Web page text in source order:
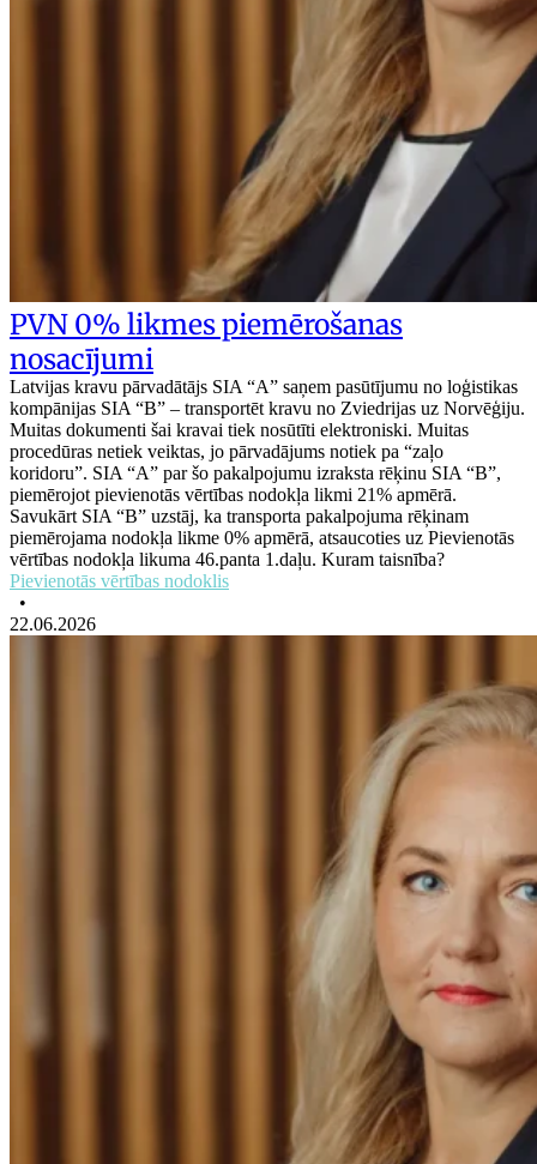
PVN 0% likmes piemērošanas
nosacījumi
Latvijas kravu pārvadātājs SIA “A” saņem pasūtījumu no loģistikas
kompānijas SIA “B” – transportēt kravu no Zviedrijas uz Norvēģiju.
Muitas dokumenti šai kravai tiek nosūtīti elektroniski. Muitas
procedūras netiek veiktas, jo pārvadājums notiek pa “zaļo
koridoru”. SIA “A” par šo pakalpojumu izraksta rēķinu SIA “B”,
piemērojot pievienotās vērtības nodokļa likmi 21% apmērā.
Savukārt SIA “B” uzstāj, ka transporta pakalpojuma rēķinam
piemērojama nodokļa likme 0% apmērā, atsaucoties uz Pievienotās
vērtības nodokļa likuma 46.panta 1.daļu. Kuram taisnība?
Pievienotās vērtības nodoklis
•
22.06.2026